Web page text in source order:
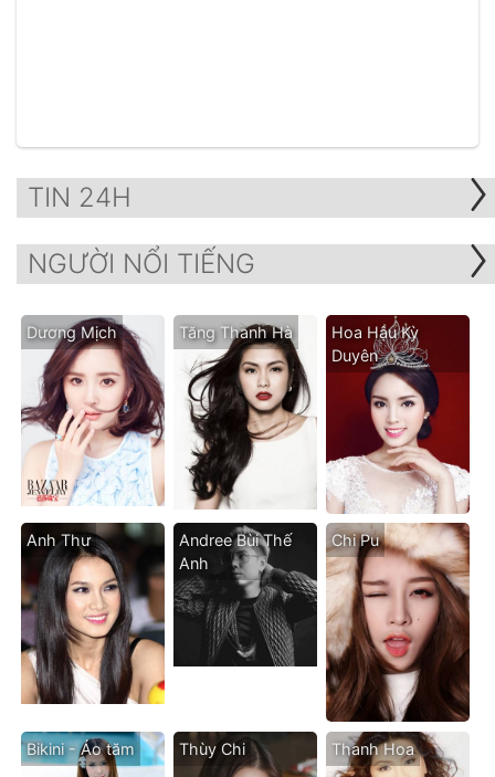
TIN 24H
NGƯỜI NỔI TIẾNG
Dương Mịch Tăng Thanh Hà
Hoa Hậu Kỳ
Duyên
Anh Thư
Andree Bùi Thế
Anh
Chi Pu
Bikini - Áo tăm Thùy Chi Thanh Hoa